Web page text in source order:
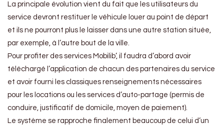
La principale évolution vient du fait que les utilisateurs du
service devront restituer le véhicule louer au point de départ
et ils ne pourront plus le laisser dans une autre station située,
par exemple, à l’autre bout de la ville.
Pour profiter des services Mobilib’, il faudra d’abord avoir
téléchargé l’application de chacun des partenaires du service
et avoir fourni les classiques renseignements nécessaires
pour les locations ou les services d’auto-partage (permis de
conduire, justificatif de domicile, moyen de paiement).
Le système se rapproche finalement beaucoup de celui d’un